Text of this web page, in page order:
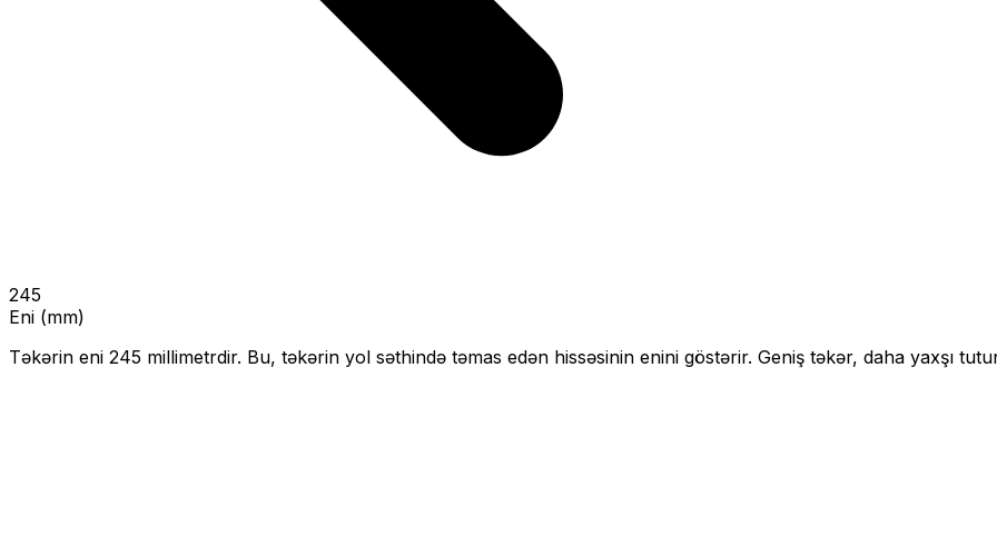
245
Eni (mm)
Təkərin eni 245 millimetrdir. Bu, təkərin yol səthində təmas edən hissəsinin enini göstərir. Geniş təkər, daha yaxşı